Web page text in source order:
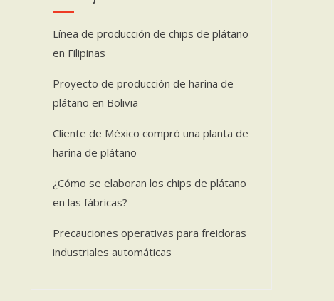
Línea de producción de chips de plátano
en Filipinas
Proyecto de producción de harina de
plátano en Bolivia
Cliente de México compró una planta de
harina de plátano
¿Cómo se elaboran los chips de plátano
en las fábricas?
Precauciones operativas para freidoras
industriales automáticas